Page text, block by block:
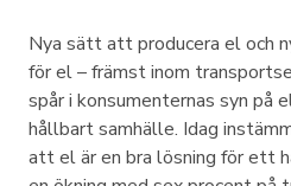
Nya sätt att producera el och
för el – främst inom
spår i konsumenternas syn på
hållbart samhälle. Idag
att el är en bra lösning för ett